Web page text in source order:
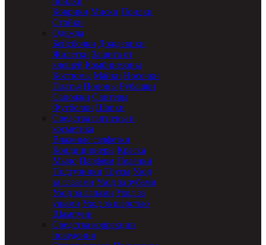
Коврики Миски Поилки
Стойки
Одежда
Бейсболки Дождевики
Жилетки Защита от
клещей Комбинезоны
Костюмы Майки Носочки
Платья Попоны Рубашки
Сапожки Свитеры
Футболки Шапки
Средства гигиены и
косметика
Влажные салфетки
Кондиционеры Краска
Мыло Парфюм Пеленки
Подгузники Трусы Уход
за глазами Уход за зубами
Уход за лапами Уход за
ушами Уход за шерстью
Шампуни
Средства коррекции
поведения